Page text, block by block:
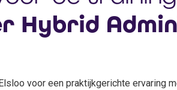
Hybrid
voor een praktijkgerichte ervaring